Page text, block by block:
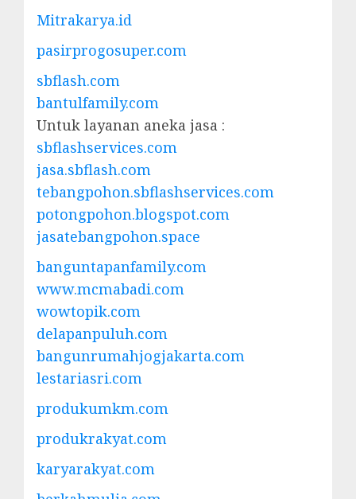
Mitrakarya.id
pasirprogosuper.com
sbflash.com
bantulfamily.com
Untuk layanan aneka jasa :
sbflashservices.com
jasa.sbflash.com
tebangpohon.sbflashservices.com
potongpohon.blogspot.com
jasatebangpohon.space
banguntapanfamily.com
www.mcmabadi.com
wowtopik.com
delapanpuluh.com
bangunrumahjogjakarta.com
lestariasri.com
produkumkm.com
produkrakyat.com
karyarakyat.com